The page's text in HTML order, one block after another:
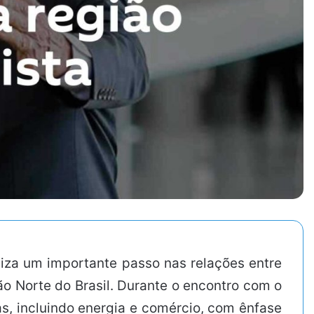
um importante passo nas relações entre
Norte do Brasil. Durante o encontro com o
incluindo energia e comércio, com ênfase